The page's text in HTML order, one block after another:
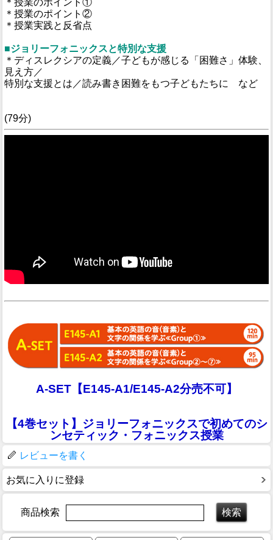
＊授業のポイント②
＊授業実践と反省点
■ジョリーフォニックスと特別な支援
＊ディスレクシアの定義／子どもが感じる「困難さ」体験、
見え方／
特別な支援とは／読み書き困難をもつ子どもたちに など
(79分)
A-SET【E145-A1/E145-A2分売不可】
【4巻セット】ジョリーフォニックスで初めてのシ
ンセティック・フォニックス授業
レビューを書く
お気に入りに登録
商品検索